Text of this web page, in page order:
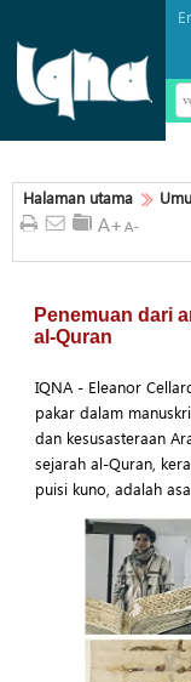
Halaman utama
Penemuan dari
al-Quran
IQNA - Eleanor
pakar dalam
dan kesusasteraan
sejarah al-Quran,
puisi kuno, adalah